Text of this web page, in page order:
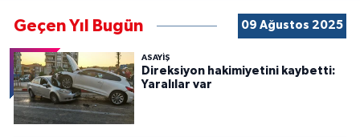
Geçen Yıl Bugün 09 Ağustos 2025
ASAYİŞ
Direksiyon hakimiyetini kaybetti:
Yaralılar var